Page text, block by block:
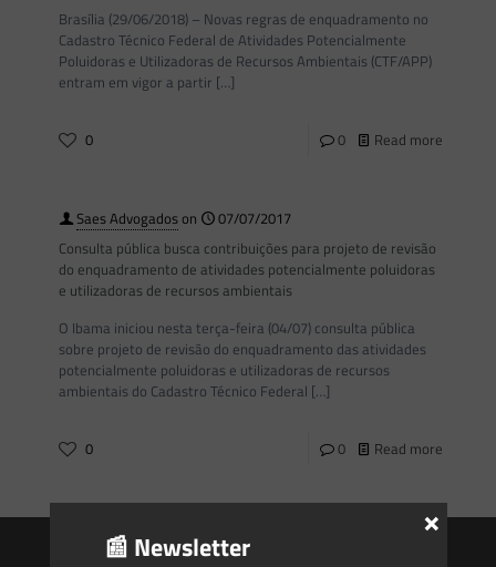
Brasília (29/06/2018) – Novas regras de enquadramento no
Cadastro Técnico Federal de Atividades Potencialmente
Poluidoras e Utilizadoras de Recursos Ambientais (CTF/APP)
entram em vigor a partir […]
0 0 Read more
Saes Advogadoson
07/07/2017
Consulta pública busca contribuições para projeto de revisão
do enquadramento de atividades potencialmente poluidoras
e utilizadoras de recursos ambientais
O Ibama iniciou nesta terça-feira (04/07) consulta pública
sobre projeto de revisão do enquadramento das atividades
potencialmente poluidoras e utilizadoras de recursos
ambientais do Cadastro Técnico Federal […]
0 0 Read more
📰 Newsletter
×